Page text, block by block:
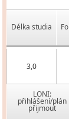
Délka studia
3,0
LONI:
přihlášení/plán
přijmout